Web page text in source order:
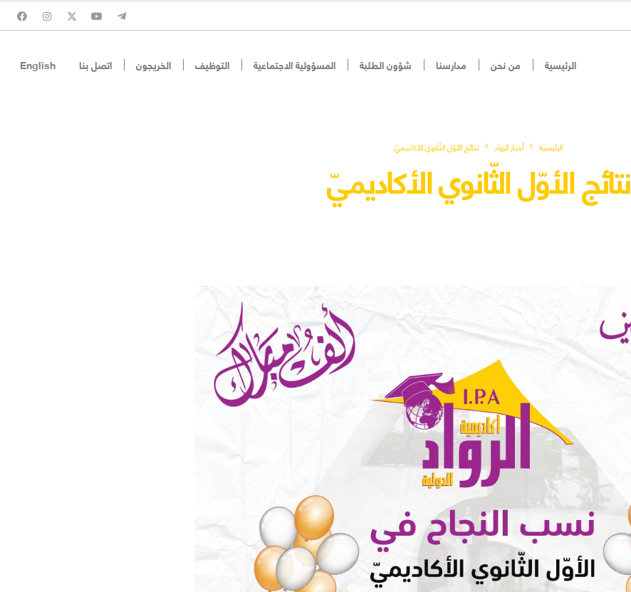
الرئيسية من نحن مدارسنا شؤون الطلبة المسؤولية الاجتماعية التوظيف الخريجون اتصل بنا English
الرئيسية أخبار الرواد نتائج الأوّل الثّانوي الأكاديميّ
نتائج الأوّل الثّانوي الأكاديميّ